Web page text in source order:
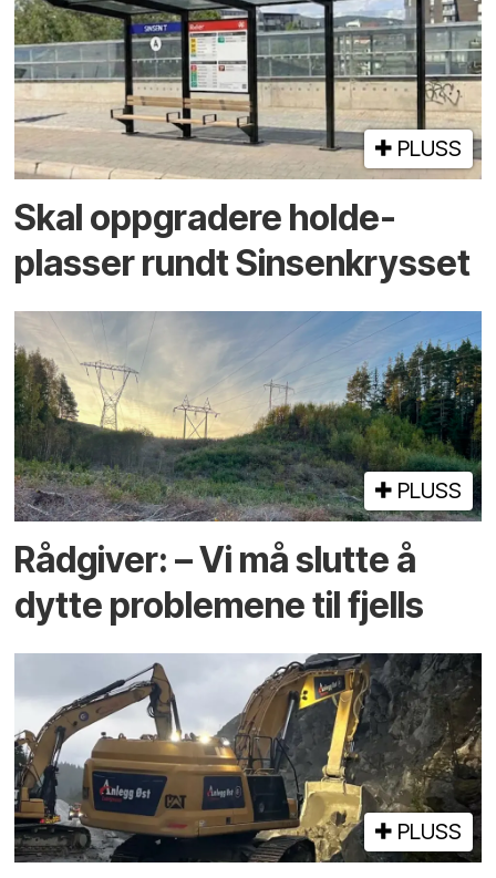
PLUSS
Skal oppgradere holde­
plasser rundt Sinsenkrysset
PLUSS
Rådgiver: – Vi må slutte å
dytte problemene til fjells
PLUSS